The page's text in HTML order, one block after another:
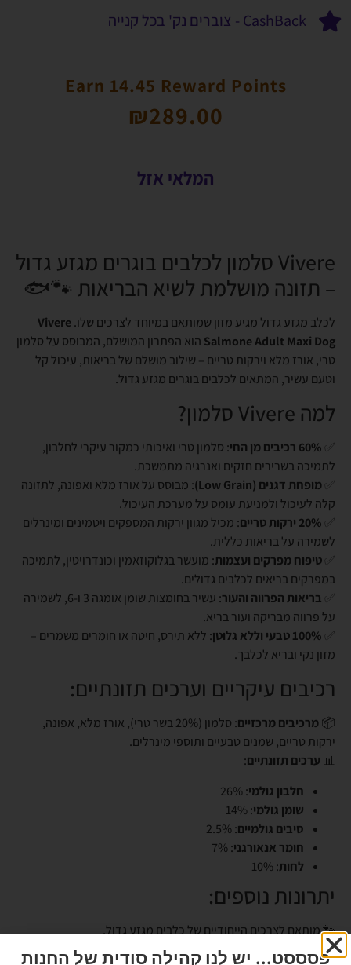
CashBack - צוברים נק' בכל קנייה
Earn 14.45 Reward Points
₪289.00
המלאי אזל
Vivere סלמון לכלבים בוגרים מגזע גדול
– תזונה מושלמת לשיא הבריאות 🐾🐟
לכלב מגזע גדול מגיע מזון שמותאם במיוחד לצרכים שלו.Vivere
Salmone Adult Maxi Dog הוא הפתרון המושלם, המבוסס על סלמון
טרי, אורז מלא וירקות טריים – שילוב מושלם של בריאות, עיכול קל
וטעם עשיר, המתאים לכלבים בוגרים מגזע גדול.
למה Vivere סלמון?
60% רכיבים מן החי
: סלמון טרי ואיכותי כמקור עיקרי לחלבון,
לתמיכה בשרירים חזקים ואנרגיה מתמשכת.
מופחת דגנים (Low Grain)
: מבוסס על אורז מלא ואפונה, לתזונה
קלה לעיכול ולמניעת עומס על מערכת העיכול.
20% ירקות טריים
: מכיל מגוון ירקות המספקים ויטמינים ומינרלים
לשמירה על בריאות כללית.
טיפוח מפרקים ועצמות: מועשר בגלוקוזאמין וכונדרויטין, לתמיכה
במפרקים בריאים לכלבים גדולים.
בריאות הפרווה והעור
: עשיר בחומצות שומן אומגה 3 ו-6, לשמירה
על פרווה מבריקה ועור בריא.
100% טבעי וללא גלוטן
: ללא תירס, חיטה או חומרים משמרים –
מזון נקי ובריא לכלבך.
רכיבים עיקריים וערכים תזונתיים:
📦מרכיבים מרכזיים
: סלמון (20% בשר טרי), אורז מלא, אפונה,
ירקות טריים, שמנים טבעיים ותוספי מינרלים.
📊 ערכים תזונתיים:
חלבון גולמי: 26%
שומן גולמי: 14%
סיבים גולמיים: 2.5%
חומר אנאורגני: 7%
לחות: 10%
יתרונות נוספים:
🐾 מותאם לצרכים הייחודיים של כלבים מגזע גדול.
🐾 מחזק את מערכת החיסון ומעניק אנרגיה יומיומית מתמשכת.
פסססט... יש לנו קהילה סודית של החנות